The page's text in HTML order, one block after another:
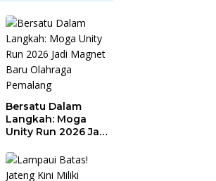
Bersatu Dalam
Langkah: Moga
Unity Run 2026 Jadi
Olahraga Pemalang